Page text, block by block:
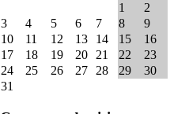
1
2
3
4 5 6 7 8
9
10
11 12 13 14 15
16
17
18 19 20 21 22
23
24
25 26 27 28 29
30
31